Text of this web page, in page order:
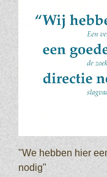
"We hebben hier
nodig"